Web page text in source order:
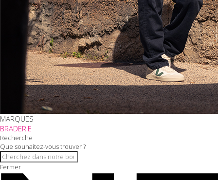
MARQUES
BRADERIE
Recherche
Que souhaitez-vous trouver ?
Fermer